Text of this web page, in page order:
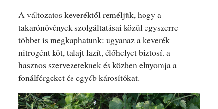
A változatos keveréktől reméljük, hogy a
takarónövények szolgáltatásai közül egyszerre
többet is megkaphatunk: ugyanaz a keverék
nitrogént köt, talajt lazít, élőhelyet biztosít a
hasznos szervezeteknek és közben elnyomja a
fonálférgeket és egyéb károsítókat.